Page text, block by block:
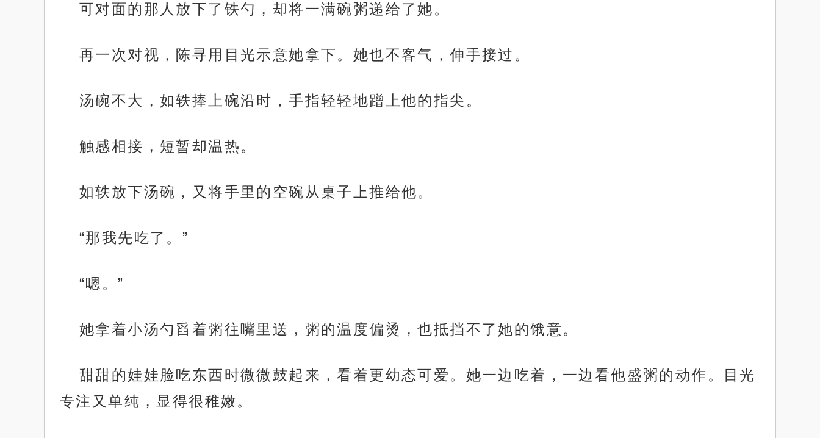
可对面的那人放下了铁勺，却将一满碗粥递给了她。
再一次对视，陈寻用目光示意她拿下。她也不客气，伸手接过。
汤碗不大，如轶捧上碗沿时，手指轻轻地蹭上他的指尖。
触感相接，短暂却温热。
如轶放下汤碗，又将手里的空碗从桌子上推给他。
“那我先吃了。”
“嗯。”
她拿着小汤勺舀着粥往嘴里送，粥的温度偏烫，也抵挡不了她的饿意。
甜甜的娃娃脸吃东西时微微鼓起来，看着更幼态可爱。她一边吃着，一边看他盛粥的动作。目光
专注又单纯，显得很稚嫩。